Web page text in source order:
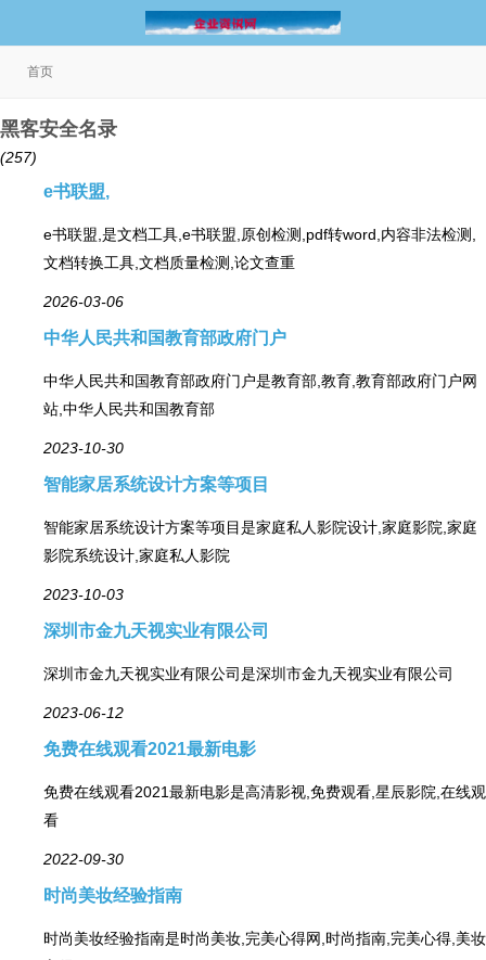
首页
黑客安全名录
(257)
e书联盟,
e书联盟,是文档工具,e书联盟,原创检测,pdf转word,内容非法检测,
文档转换工具,文档质量检测,论文查重
2026-03-06
中华人民共和国教育部政府门户
中华人民共和国教育部政府门户是教育部,教育,教育部政府门户网
站,中华人民共和国教育部
2023-10-30
智能家居系统设计方案等项目
智能家居系统设计方案等项目是家庭私人影院设计,家庭影院,家庭
影院系统设计,家庭私人影院
2023-10-03
深圳市金九天视实业有限公司
深圳市金九天视实业有限公司是深圳市金九天视实业有限公司
2023-06-12
免费在线观看2021最新电影
免费在线观看2021最新电影是高清影视,免费观看,星辰影院,在线观
看
2022-09-30
时尚美妆经验指南
时尚美妆经验指南是时尚美妆,完美心得网,时尚指南,完美心得,美妆